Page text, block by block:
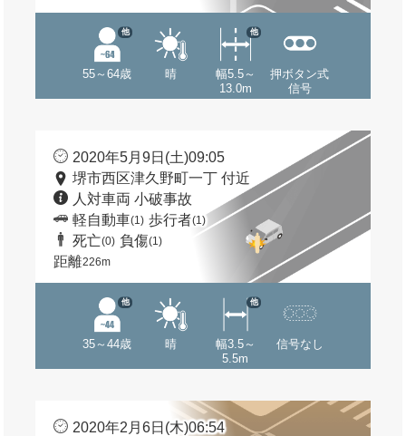
55～64歳
他
晴
幅5.5～
13.0m
他
押ボタン式
信号
2020年5月9日(土)09:05
堺市西区津久野町一丁 付近
人対車両 小破事故
軽自動車(1) 歩行者(1)
死亡(0) 負傷(1)
距離226m
35～44歳
他
晴
幅3.5～
5.5m
他
信号なし
2020年2月6日(木)06:54